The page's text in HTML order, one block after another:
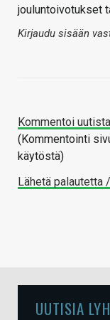
jouluntoivotukset
Kirjaudu sisään
Kommentoi
(Kommentointi
käytöstä)
Lähetä palautetta
UUTISIA